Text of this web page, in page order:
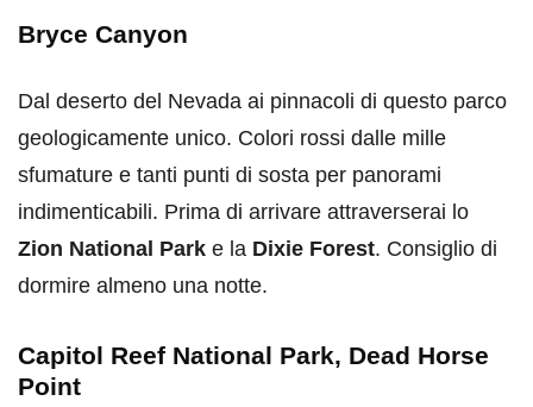
Bryce Canyon
Dal deserto del Nevada ai pinnacoli di questo parco
geologicamente unico. Colori rossi dalle mille
sfumature e tanti punti di sosta per panorami
indimenticabili. Prima di arrivare attraverserai lo
Zion National Park e la Dixie Forest. Consiglio di
dormire almeno una notte.
Capitol Reef National Park, Dead Horse
Point